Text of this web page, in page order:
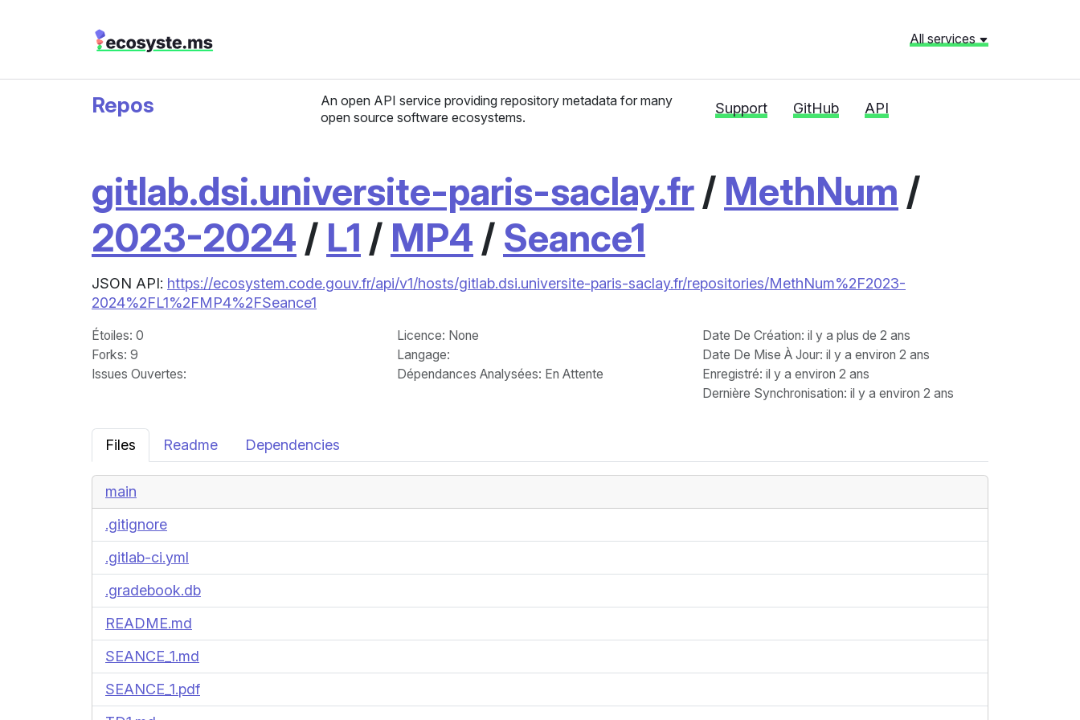
All services
Repos
An open API service providing repository metadata for many
open source software ecosystems.
Support GitHub API
gitlab.dsi.universite-paris-saclay.fr/ MethNum /
2023-2024 / L1 / MP4 / Seance1
JSON API: https://ecosystem.code.gouv.fr/api/v1/hosts/gitlab.dsi.universite-paris-saclay.fr/repositories/MethNum%2F2023-
2024%2FL1%2FMP4%2FSeance1
Étoiles: 0
Forks: 9
Issues Ouvertes:
Licence: None
Langage:
Dépendances Analysées: En Attente
Date De Création: il y a plus de 2 ans
Date De Mise À Jour: il y a environ 2 ans
Enregistré: il y a environ 2 ans
Dernière Synchronisation: il y a environ 2 ans
Files Readme Dependencies
main
.gitignore
.gitlab-ci.yml
.gradebook.db
README.md
SEANCE_1.md
SEANCE_1.pdf